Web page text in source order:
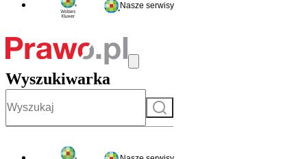
Nasze serwisy
Wyszukiwarka
Szukaj